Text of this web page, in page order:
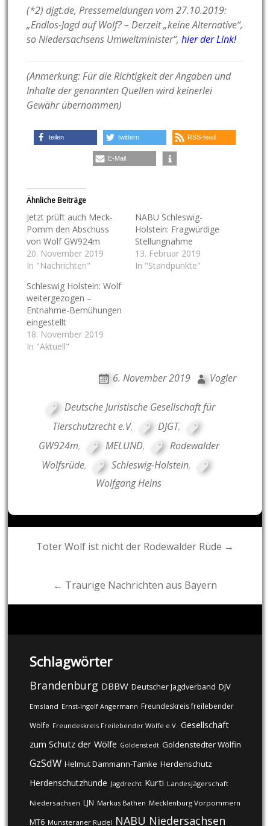
(*2) djgt.de, Pressemeldungen vom 27.10.2019:
„Endlos-Jagd auf Wolf? – Derzeit „keine Alternative“,
so Niedersachsens Umweltminister“, hier der Link!
(Anmerkung: Für die Richtigkeit der Angaben und
Inhalte der genannten Quellen wird keinerlei
Gewähr übernommen)
teilen twittern RSS-feed
E-Mail
Ähnliche Beiträge
Jetzt prüft auch Meck-
Pomm den Abschuss
von Wolf GW924m
20. November 2019
In "Nachrichten"
NABU Schleswig-
Holstein: Fragwürdige
Stellungnahme
13. Februar 2019
In "Standpunkte"
Schleswig Holstein: Wolf
weitergezogen –
Entnahme-Bemühungen
eingestellt
18. November 2019
In "Aktuell"
6. November 2019 Vogler
Deutsche Juristische Gesellschaft für
Tierschutzrecht e.V, DJGT,
GW924m, MELUND,
Rodewalder
Wolfsrüde, Schleswig-Holstein,
Wolfgang Heins
PostToter Wolf ist nicht der Rodewalder Rüde →
← Traurige Nachrichten aus Bayern
Schlagwörter
Brandenburg DBBW Deutscher Jagdverband DJV
Emsland Ernst-Ingolf Angermann Freundeskreis freilebender
Wölfe Freundeskreis Freilebender Wölfe e.V. Gesellschaft
zum Schutz der Wölfe Goldenstedt Goldenstedter Wölfin
GzSdW Helmut Dammann-Tamke Herdenschutz
Herdenschutzhunde Jagdrecht Kurti Landesjägerschaft
Niedersachsen LJN Markus Bathen Mecklenburg Vorpommern
MT6 Munsteraner Rudel NABU Niedersachsen